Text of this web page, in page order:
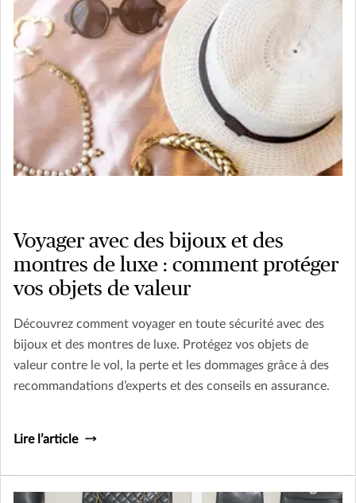
Voyager avec des bijoux et des
montres de luxe : comment protéger
vos objets de valeur
Découvrez comment voyager en toute sécurité avec des
bijoux et des montres de luxe. Protégez vos objets de
valeur contre le vol, la perte et les dommages grâce à des
recommandations d’experts et des conseils en assurance.
Lire l’article